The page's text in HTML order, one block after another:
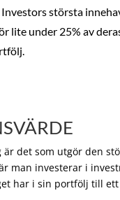
största
lite under 25% av
är det som utgör den
man investerar i
har i sin portfölj till